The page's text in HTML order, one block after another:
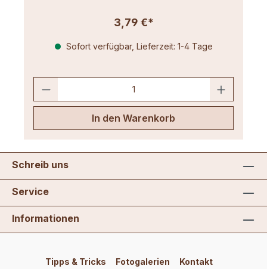
3,79 €*
Sofort verfügbar, Lieferzeit: 1-4 Tage
In den Warenkorb
Schreib uns
Service
Informationen
Tipps & Tricks Fotogalerien
Kontakt